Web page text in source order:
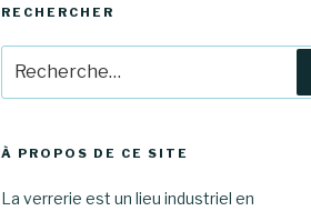
RECHERCHER
pour
:
À PROPOS DE CE SITE
La verrerie est un lieu industriel en